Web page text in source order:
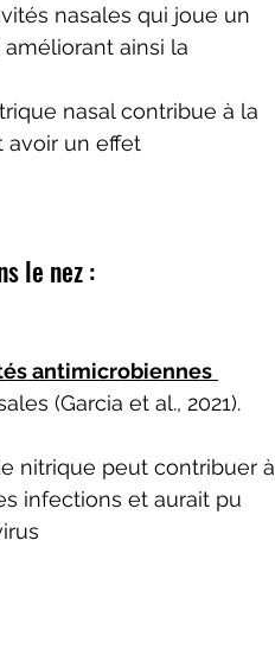
nasales qui joue un
améliorant ainsi la
nasal contribue à la
avoir un effet
le nez :
antimicrobiennes
(Garcia et al., 2021).
nitrique peut contribuer à
infections et aurait pu